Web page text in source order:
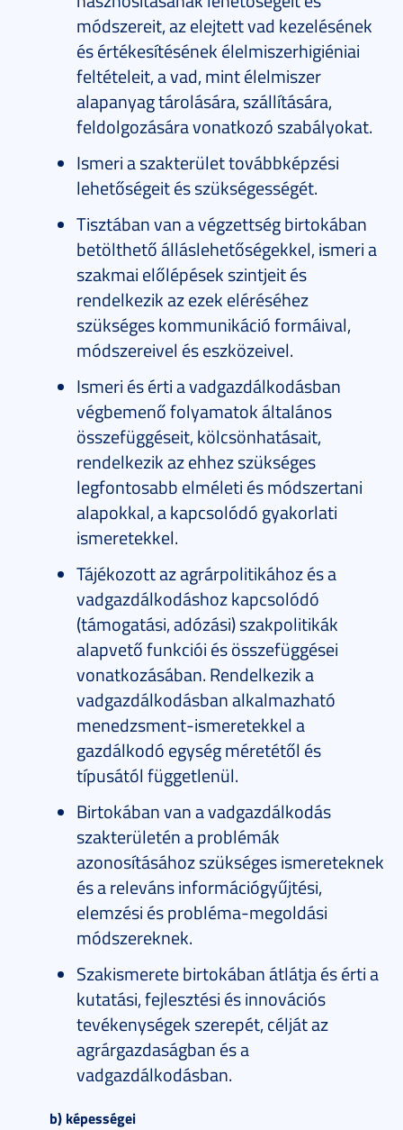
módszereit, az elejtett vad kezelésének
és értékesítésének élelmiszerhigiéniai
feltételeit, a vad, mint élelmiszer
alapanyag tárolására, szállítására,
feldolgozására vonatkozó szabályokat.
Ismeri a szakterület továbbképzési
lehetőségeit és szükségességét.
Tisztában van a végzettség birtokában
betölthető álláslehetőségekkel, ismeri a
szakmai előlépések szintjeit és
rendelkezik az ezek eléréséhez
szükséges kommunikáció formáival,
módszereivel és eszközeivel.
Ismeri és érti a vadgazdálkodásban
végbemenő folyamatok általános
összefüggéseit, kölcsönhatásait,
rendelkezik az ehhez szükséges
legfontosabb elméleti és módszertani
alapokkal, a kapcsolódó gyakorlati
ismeretekkel.
Tájékozott az agrárpolitikához és a
vadgazdálkodáshoz kapcsolódó
(támogatási, adózási) szakpolitikák
alapvető funkciói és összefüggései
vonatkozásában. Rendelkezik a
vadgazdálkodásban alkalmazható
menedzsment-ismeretekkel a
gazdálkodó egység méretétől és
típusától függetlenül.
Birtokában van a vadgazdálkodás
szakterületén a problémák
azonosításához szükséges ismereteknek
és a releváns információgyűjtési,
elemzési és probléma-megoldási
módszereknek.
Szakismerete birtokában átlátja és érti a
kutatási, fejlesztési és innovációs
tevékenységek szerepét, célját az
agrárgazdaságban és a
vadgazdálkodásban.
b) képességei